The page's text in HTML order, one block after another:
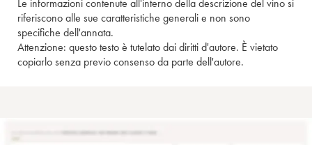
Le informazioni contenute all'interno della descrizione del vino si
riferiscono alle sue caratteristiche generali e non sono
specifiche dell'annata.
Attenzione: questo testo è tutelato dai diritti d'autore. È vietato
copiarlo senza previo consenso da parte dell'autore.